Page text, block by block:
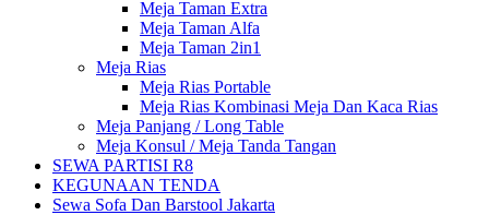
Meja Taman Extra
Meja Taman Alfa
Meja Taman 2in1
Meja Rias
Meja Rias Portable
Meja Rias Kombinasi Meja Dan Kaca Rias
Meja Panjang / Long Table
Meja Konsul / Meja Tanda Tangan
SEWA PARTISI R8
KEGUNAAN TENDA
Sewa Sofa Dan Barstool Jakarta